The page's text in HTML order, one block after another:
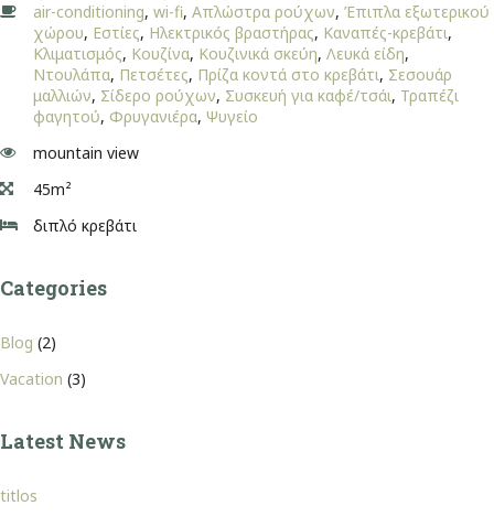
air-conditioning, wi-fi, Απλώστρα ρούχων, Έπιπλα εξωτερικού
χώρου, Εστίες, Ηλεκτρικός βραστήρας, Καναπές-κρεβάτι,
Κλιματισμός, Κουζίνα, Κουζινικά σκεύη, Λευκά είδη,
Ντουλάπα, Πετσέτες, Πρίζα κοντά στο κρεβάτι, Σεσουάρ
μαλλιών, Σίδερο ρούχων, Συσκευή για καφέ/τσάι, Τραπέζι
φαγητού, Φρυγανιέρα, Ψυγείο
mountain view
45m²
διπλό κρεβάτι
Categories
Blog (2)
Vacation (3)
Latest News
titlos